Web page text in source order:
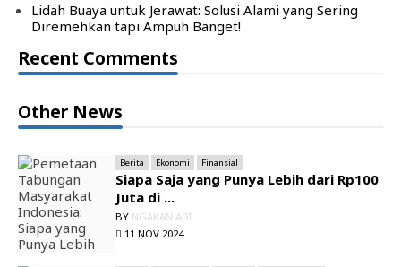
Lidah Buaya untuk Jerawat: Solusi Alami yang Sering
Diremehkan tapi Ampuh Banget!
Recent Comments
Other News
Berita Ekonomi Finansial
Siapa Saja yang Punya Lebih dari Rp100
Juta di ...
BY NGAKAN ADI
11 NOV 2024